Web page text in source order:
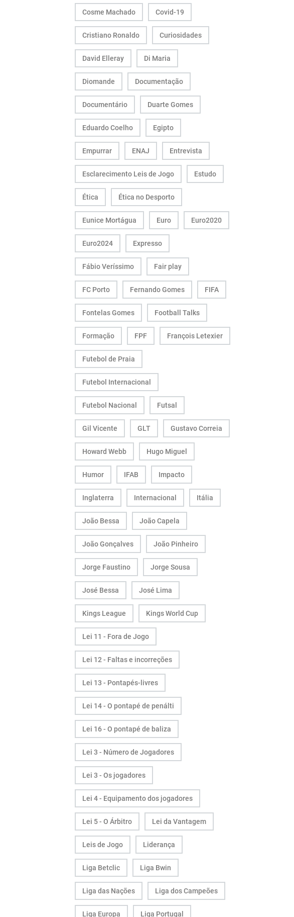
Cosme Machado Covid-19
Cristiano Ronaldo Curiosidades
David Elleray Di Maria
Diomande Documentação
Documentário Duarte Gomes
Eduardo Coelho Egipto
Empurrar ENAJ Entrevista
Esclarecimento Leis de Jogo Estudo
Ética Ética no Desporto
Eunice Mortágua Euro Euro2020
Euro2024 Expresso
Fábio Veríssimo Fair play
FC Porto Fernando Gomes FIFA
Fontelas Gomes Football Talks
Formação FPF François Letexier
Futebol de Praia
Futebol Internacional
Futebol Nacional Futsal
Gil Vicente GLT Gustavo Correia
Howard Webb Hugo Miguel
Humor IFAB Impacto
Inglaterra Internacional Itália
João Bessa João Capela
João Gonçalves João Pinheiro
Jorge Faustino Jorge Sousa
José Bessa José Lima
Kings League Kings World Cup
Lei 11 - Fora de Jogo
Lei 12 - Faltas e incorreções
Lei 13 - Pontapés-livres
Lei 14 - O pontapé de penálti
Lei 16 - O pontapé de baliza
Lei 3 - Número de Jogadores
Lei 3 - Os jogadores
Lei 4 - Equipamento dos jogadores
Lei 5 - O Árbitro Lei da Vantagem
Leis de Jogo Liderança
Liga Betclic Liga Bwin
Liga das Nações Liga dos Campeões
Liga Europa Liga Portugal